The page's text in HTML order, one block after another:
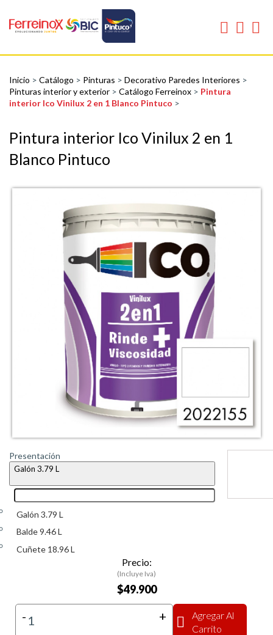
Inicio > Catálogo > Pinturas > Decorativo Paredes Interiores >
Pinturas interior y exterior > Catálogo Ferreinox > Pintura
interior Ico Vinilux 2 en 1 Blanco Pintuco >
Pintura interior Ico Vinilux 2 en 1
Blanco Pintuco
Presentación
Galón 3.79 L
Galón 3.79 L
Balde 9.46 L
Cuñete 18.96 L
Precio:
(Incluye Iva)
$49.900
- +
Agregar Al
Carrito